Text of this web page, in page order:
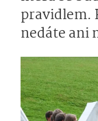
pravidlem.
nedáte ani